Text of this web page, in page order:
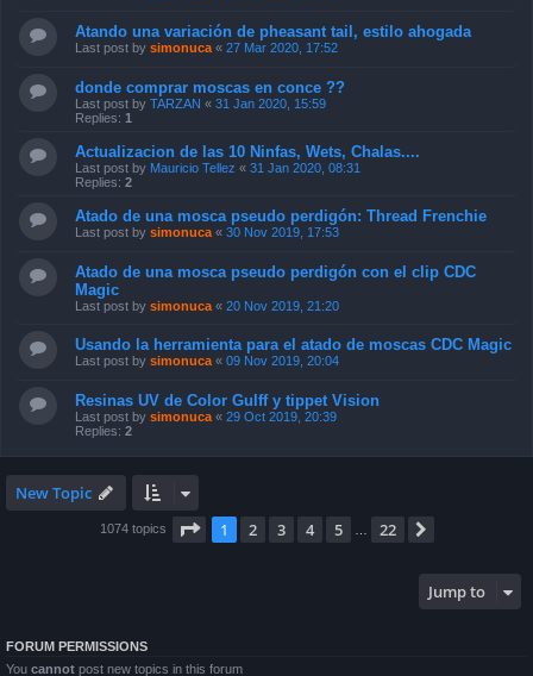
Atando una variación de pheasant tail, estilo ahogada
Last post by simonuca « 27 Mar 2020, 17:52
donde comprar moscas en conce ??
Last post by TARZAN « 31 Jan 2020, 15:59
Replies: 1
Actualizacion de las 10 Ninfas, Wets, Chalas....
Last post by Mauricio Tellez « 31 Jan 2020, 08:31
Replies: 2
Atado de una mosca pseudo perdigón: Thread Frenchie
Last post by simonuca « 30 Nov 2019, 17:53
Atado de una mosca pseudo perdigón con el clip CDC
Magic
Last post by simonuca « 20 Nov 2019, 21:20
Usando la herramienta para el atado de moscas CDC Magic
Last post by simonuca « 09 Nov 2019, 20:04
Resinas UV de Color Gulff y tippet Vision
Last post by simonuca « 29 Oct 2019, 20:39
Replies: 2
New Topic
1074 topics Page 1of 22
1 2 3 4 5 22
Jump to
FORUM PERMISSIONS
You cannot post new topics in this forum